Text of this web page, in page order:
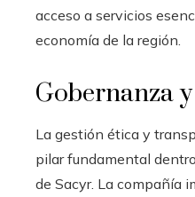
acceso a servicios
economía de la región.
Gobernanza
La gestión ética y
pilar fundamental
de Sacyr. La compañía